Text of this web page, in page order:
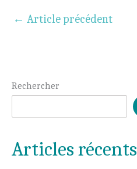
← Article précédent
Rechercher
Articles récents